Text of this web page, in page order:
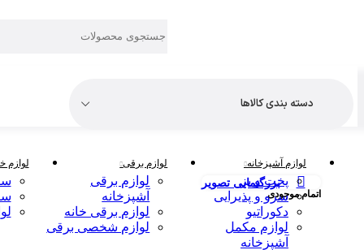
دسته بندی کالاها
لوازم آشپزخانه
پخت و پز
سرو و پذیرایی
دکوراتیو
لوازم مکمل
آشپزخانه
لوازم برقی
لوازم برقی
آشپزخانه
لوازم برقی خانه
لوازم شخصی برقی
لوازم
اتمام موجودی
بزرگنمایی تصویر